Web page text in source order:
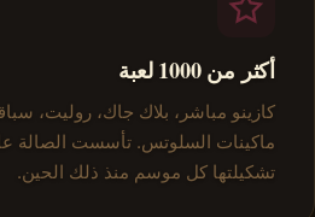
أكثر من 1000 لعبة
كازينو مباشر، بلاك جاك، روليت،
تشكيلتها كل موسم منذ ذلك الحين.